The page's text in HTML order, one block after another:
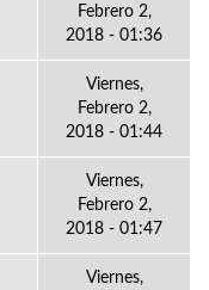
Febrero 2,
2018 - 01:36
Viernes,
Febrero 2,
2018 - 01:44
Viernes,
Febrero 2,
2018 - 01:47
Viernes,